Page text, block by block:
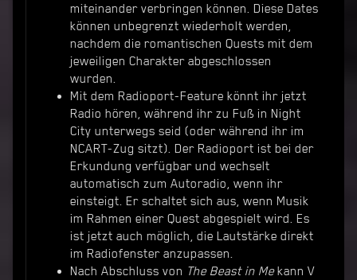
miteinander verbringen können. Diese Dates
können unbegrenzt wiederholt werden,
nachdem die romantischen Quests mit dem
jeweiligen Charakter abgeschlossen
wurden.
Mit dem Radioport-Feature könnt ihr jetzt
Radio hören, während ihr zu Fuß in Night
City unterwegs seid (oder während ihr im
NCART-Zug sitzt). Der Radioport ist bei der
Erkundung verfügbar und wechselt
automatisch zum Autoradio, wenn ihr
einsteigt. Er schaltet sich aus, wenn Musik
im Rahmen einer Quest abgespielt wird. Es
ist jetzt auch möglich, die Lautstärke direkt
im Radiofenster anzupassen.
Nach Abschluss von The Beast in Mekann V